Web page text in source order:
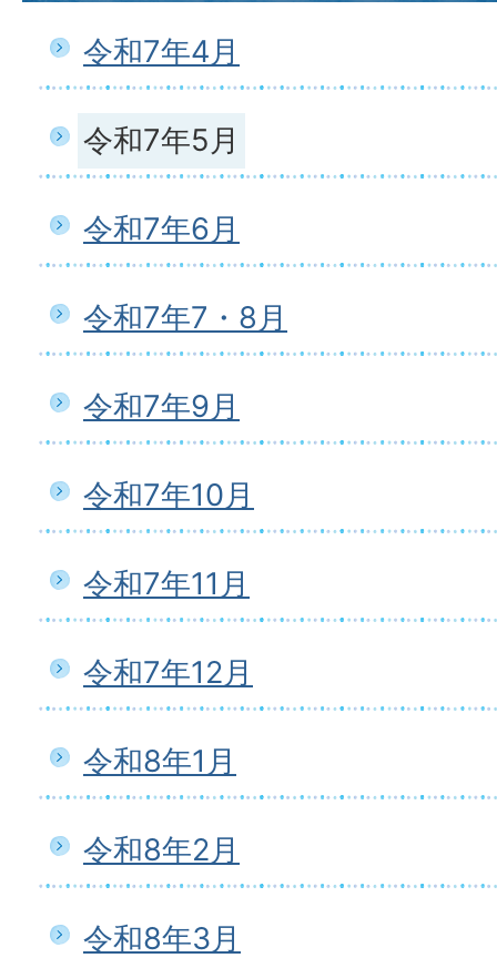
令和7年4月
令和7年5月
令和7年6月
令和7年7・8月
令和7年9月
令和7年10月
令和7年11月
令和7年12月
令和8年1月
令和8年2月
令和8年3月